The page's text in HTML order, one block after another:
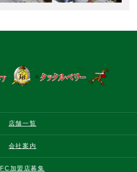
店舗一覧
会社案内
FC加盟店募集